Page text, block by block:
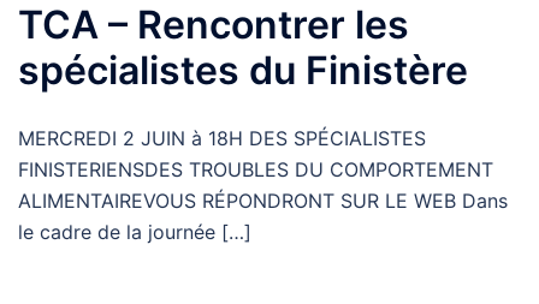
TCA – Rencontrer les
spécialistes du Finistère
MERCREDI 2 JUIN à 18H DES SPÉCIALISTES
FINISTERIENSDES TROUBLES DU COMPORTEMENT
ALIMENTAIREVOUS RÉPONDRONT SUR LE WEB Dans
le cadre de la journée […]